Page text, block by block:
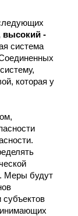
-
система
которая у
Меры будут
субъектов